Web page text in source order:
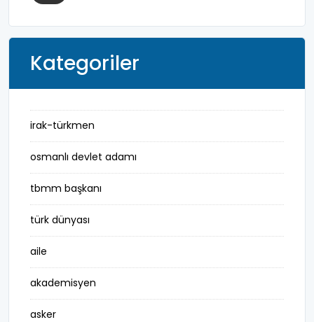
Kategoriler
irak-türkmen
osmanlı devlet adamı
tbmm başkanı
türk dünyası
aile
akademisyen
asker